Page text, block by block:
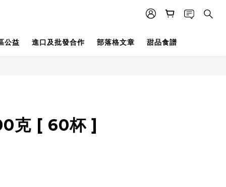
公益 進口及批發合作 部落格文章 甜品食譜
克 [ 60杯 ]